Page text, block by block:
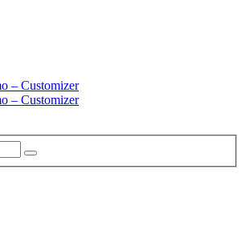
– Customizer
– Customizer